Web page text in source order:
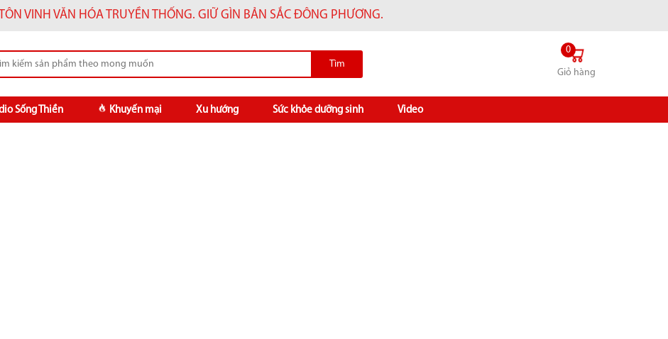
VINH VĂN HÓA TRUYỀN THỐNG. GIỮ GÌN BẢN SẮC ĐÔNG PHƯƠNG.
0
Giỏ hàng
Sống Thiền Khuyến mại Xu hướng Sức khỏe dưỡng sinh Video